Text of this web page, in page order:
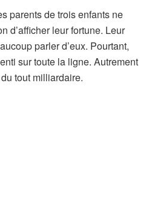
parents de trois enfants ne
d’afficher leur fortune. Leur
parler d’eux. Pourtant,
sur toute la ligne. Autrement
tout milliardaire.